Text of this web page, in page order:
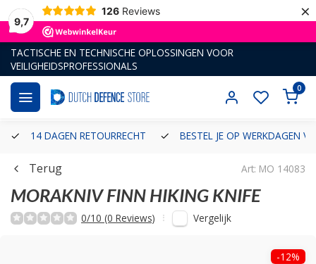
9,7
126 Reviews ×
TACTISCHE EN TECHNISCHE OPLOSSINGEN VOOR
VEILIGHEIDSPROFESSIONALS
0
14 DAGEN RETOURRECHT BESTEL JE OP WERKDAGEN
Terug Art: MO 14083
MORAKNIV FINN HIKING KNIFE
0/10 (0 Reviews) Vergelijk
-12%